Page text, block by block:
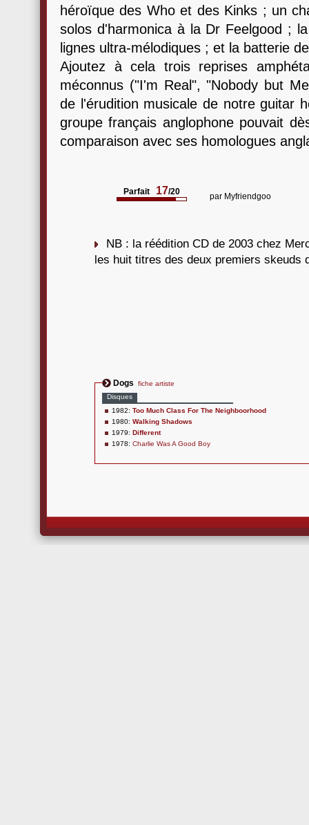
héroïque des Who et des Kinks ; un
solos d'harmonica à la Dr Feelgood ;
lignes ultra-mélodiques ; et la batterie
Ajoutez à cela trois reprises
méconnus ("I'm Real", "Nobody but
de l'érudition musicale de notre guitar
groupe français anglophone pouvait
comparaison avec ses homologues
Parfait 17/20 par Myfriendgoo
NB : la réédition CD de 2003 chez
les huit titres des deux premiers skeuds
Dogs
fiche artiste
Disques
1982: Too Much Class For The Neighboorhood
1980: Walking Shadows
1979: Different
1978: Charlie Was A Good Boy